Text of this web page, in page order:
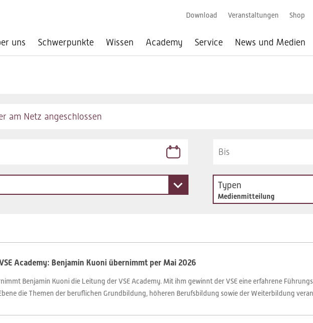
uns Schwerpunkte Wissen Academy Service News und Medien
Download Veranstaltungen Shop
Typen
Medienmitteilung
Academy: Benjamin Kuoni übernimmt per Mai 2026
Benjamin Kuoni die Leitung der VSE Academy. Mit ihm gewinnt der VSE eine erfahrene
die Themen der beruflichen Grundbildung, höheren Berufsbildung sowie der Weiterbildung